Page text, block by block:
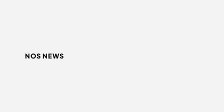
NOS NEWS